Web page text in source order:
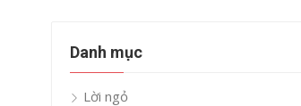
Danh mục
Lời ngỏ